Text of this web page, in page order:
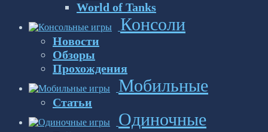
World of Tanks
Консоли
Новости
Обзоры
Прохождения
Мобильные
Статьи
Одиночные